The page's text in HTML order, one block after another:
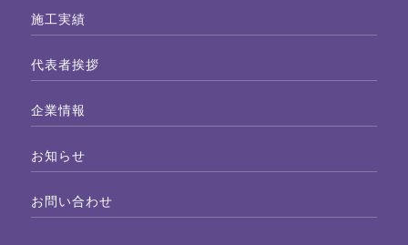
施工実績
代表者挨拶
企業情報
お知らせ
お問い合わせ